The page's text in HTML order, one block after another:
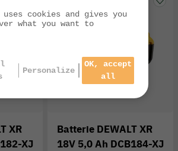
XR
XJ
Batterie DEWALT XR
18V 5,0 Ah DCB184-XJ
cookies and gives you
what you want to
Personalize
OK, accept
all